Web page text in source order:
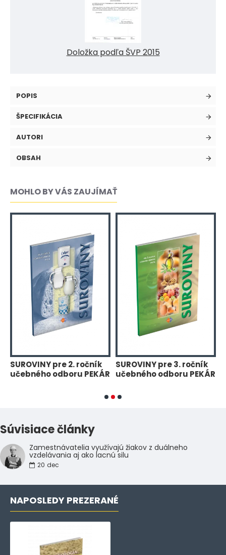
Doložka podľa ŠVP 2015
POPIS
ŠPECIFIKÁCIA
AUTORI
OBSAH
MOHLO BY VÁS ZAUJÍMAŤ
SUROVINY pre 2. ročník
učebného odboru PEKÁR
SUROVINY pre 3. ročník
učebného odboru PEKÁR
Súvisiace články
Zamestnávatelia využívajú žiakov z duálneho
vzdelávania aj ako lacnú silu
20 dec
NAPOSLEDY PREZERANÉ